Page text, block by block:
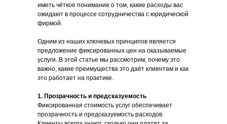
иметь чёткое понимание о том, какие расходы вас
ожидают в процессе сотрудничества с юридической
фирмой.
Одним из наших ключевых принципов является
предложение фиксированных цен на оказываемые
услуги. В этой статье мы рассмотрим, почему это
важно, какие преимущества это даёт клиентам и как
это работает на практике.
1. Прозрачность и предсказуемость
Фиксированная стоимость услуг обеспечивает
прозрачность и предсказуемость расходов.